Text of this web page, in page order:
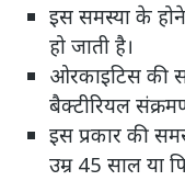
इस समस्या के
हो जाती है।
ओरकाइटिस की
बैक्टीरियल
इस प्रकार की
उम्र 45 साल या